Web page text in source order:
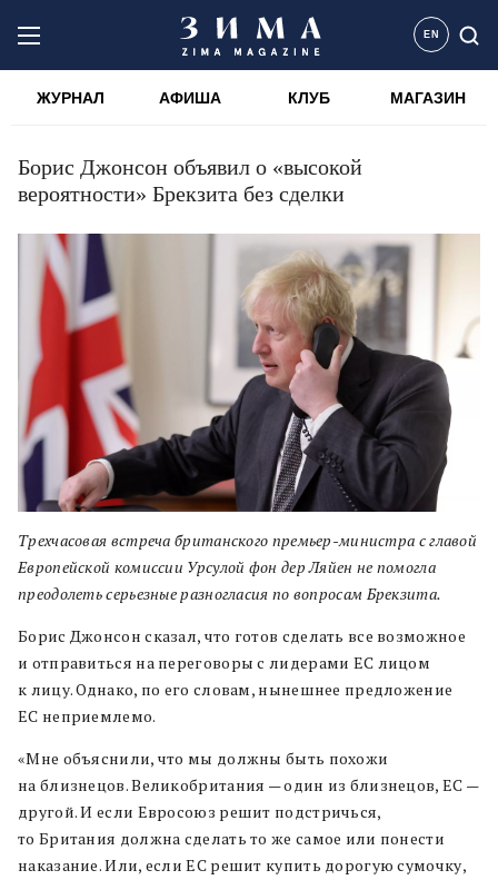
EN
ЖУРНАЛ АФИША КЛУБ МАГАЗИН
Борис Джонсон объявил о «высокой
вероятности» Брекзита без сделки
Трехчасовая встреча британского премьер-министра с главой
Европейской комиссии Урсулой фон дер Ляйен не помогла
преодолеть серьезные разногласия по вопросам Брекзита.
Борис Джонсон сказал, что готов сделать все возможное
и отправиться на переговоры с лидерами ЕС лицом
к лицу. Однако, по его словам, нынешнее предложение
ЕС неприемлемо.
«Мне объяснили, что мы должны быть похожи
на близнецов. Великобритания — один из близнецов, ЕС —
другой. И если Евросоюз решит подстричься,
то Британия должна сделать то же самое или понести
наказание. Или, если ЕС решит купить дорогую сумочку,